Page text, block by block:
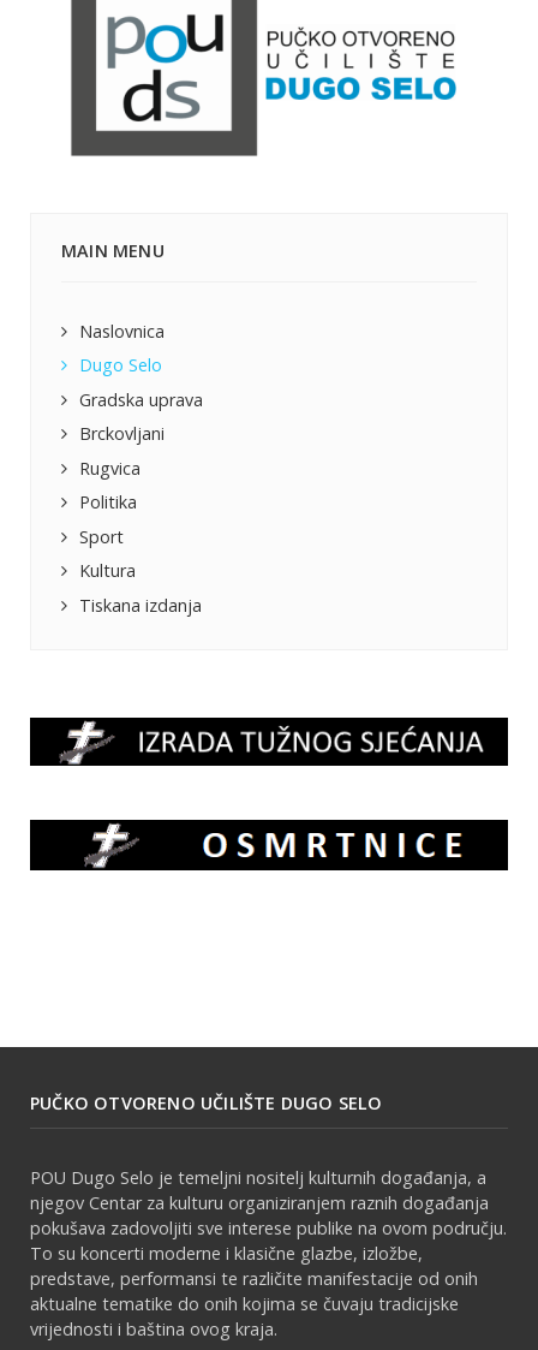
MAIN MENU
Naslovnica
Dugo Selo
Gradska uprava
Brckovljani
Rugvica
Politika
Sport
Kultura
Tiskana izdanja
PUČKO OTVORENO UČILIŠTE DUGO SELO
POU Dugo Selo je temeljni nositelj kulturnih događanja, a
njegov Centar za kulturu organiziranjem raznih događanja
pokušava zadovoljiti sve interese publike na ovom području.
To su koncerti moderne i klasične glazbe, izložbe,
predstave, performansi te različite manifestacije od onih
aktualne tematike do onih kojima se čuvaju tradicijske
vrijednosti i baština ovog kraja.